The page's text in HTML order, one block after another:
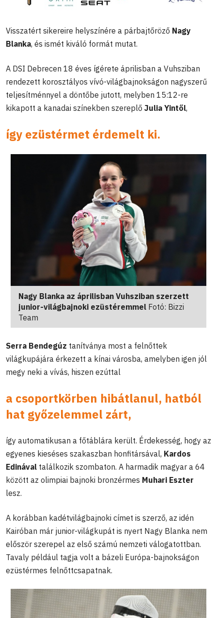
Visszatért sikereire helyszínére a párbajtőröző Nagy
Blanka, és ismét kiváló formát mutat.
A DSI Debrecen 18 éves ígérete áprilisban a Vuhsziban
rendezett korosztályos vívó-világbajnokságon nagyszerű
teljesítménnyel a döntőbe jutott, melyben 15:12-re
kikapott a kanadai színekben szereplő Julia Yintől,
így ezüstérmet érdemelt ki.
Nagy Blanka az áprilisban Vuhsziban szerzett
junior-világbajnoki ezüstéremmel Fotó: Bizzi
Team
Serra Bendegúz tanítványa most a felnőttek
világkupájára érkezett a kínai városba, amelyben igen jól
megy neki a vívás, hiszen ezúttal
a csoportkörben hibátlanul, hatból
hat győzelemmel zárt,
így automatikusan a főtáblára került. Érdekesség, hogy az
egyenes kieséses szakaszban honfitársával, Kardos
Edinával találkozik szombaton. A harmadik magyar a 64
között az olimpiai bajnoki bronzérmes Muhari Eszter
lesz.
A korábban kadétvilágbajnoki címet is szerző, az idén
Kairóban már junior-világkupát is nyert Nagy Blanka nem
először szerepel az első számú nemzeti válogatottban.
Tavaly például tagja volt a bázeli Európa-bajnokságon
ezüstérmes felnőttcsapatnak.